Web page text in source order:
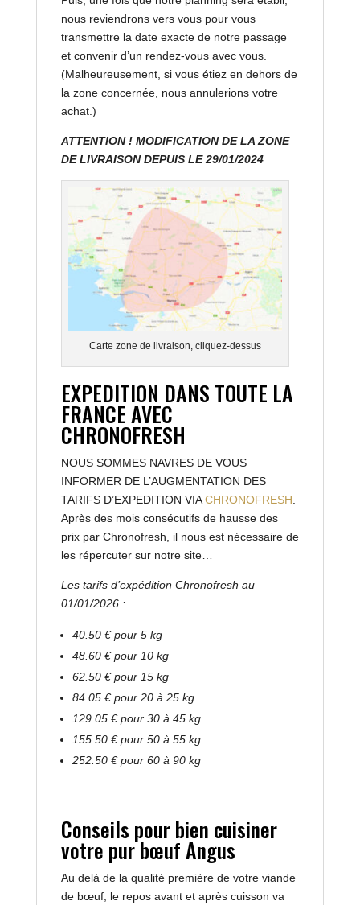
nous reviendrons vers vous pour vous
transmettre la date exacte de notre passage
et convenir d’un rendez-vous avec vous.
(Malheureusement, si vous étiez en dehors de
la zone concernée, nous annulerions votre
achat.)
ATTENTION ! MODIFICATION DE LA ZONE
DE LIVRAISON DEPUIS LE 29/01/2024
Carte zone de livraison, cliquez-dessus
EXPEDITION DANS TOUTE LA
FRANCE AVEC
CHRONOFRESH
NOUS SOMMES NAVRES DE VOUS
INFORMER DE L’AUGMENTATION DES
TARIFS D’EXPEDITION VIACHRONOFRESH.
Après des mois consécutifs de hausse des
prix par Chronofresh, il nous est nécessaire de
les répercuter sur notre site…
Les tarifs d’expédition Chronofresh au
01/01/2026 :
40.50 € pour 5 kg
48.60 € pour 10 kg
62.50 € pour 15 kg
84.05 € pour 20 à 25 kg
129.05 € pour 30 à 45 kg
155.50 € pour 50 à 55 kg
252.50 € pour 60 à 90 kg
Conseils pour bien cuisiner
votre pur bœuf Angus
Au delà de la qualité première de votre viande
de bœuf, le repos avant et après cuisson va